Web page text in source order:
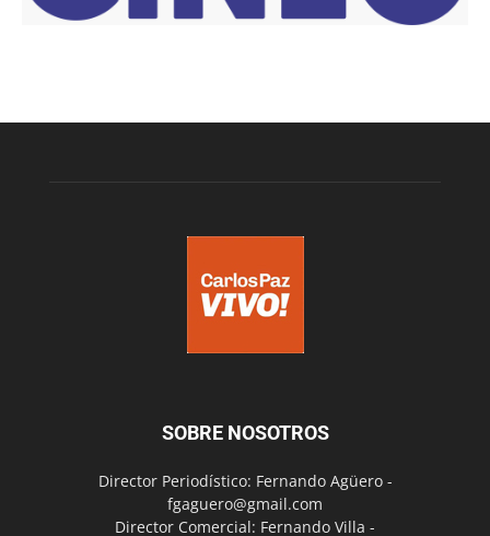
SOBRE NOSOTROS
Director Periodístico: Fernando Agüero -
fgaguero@gmail.com
Director Comercial: Fernando Villa -